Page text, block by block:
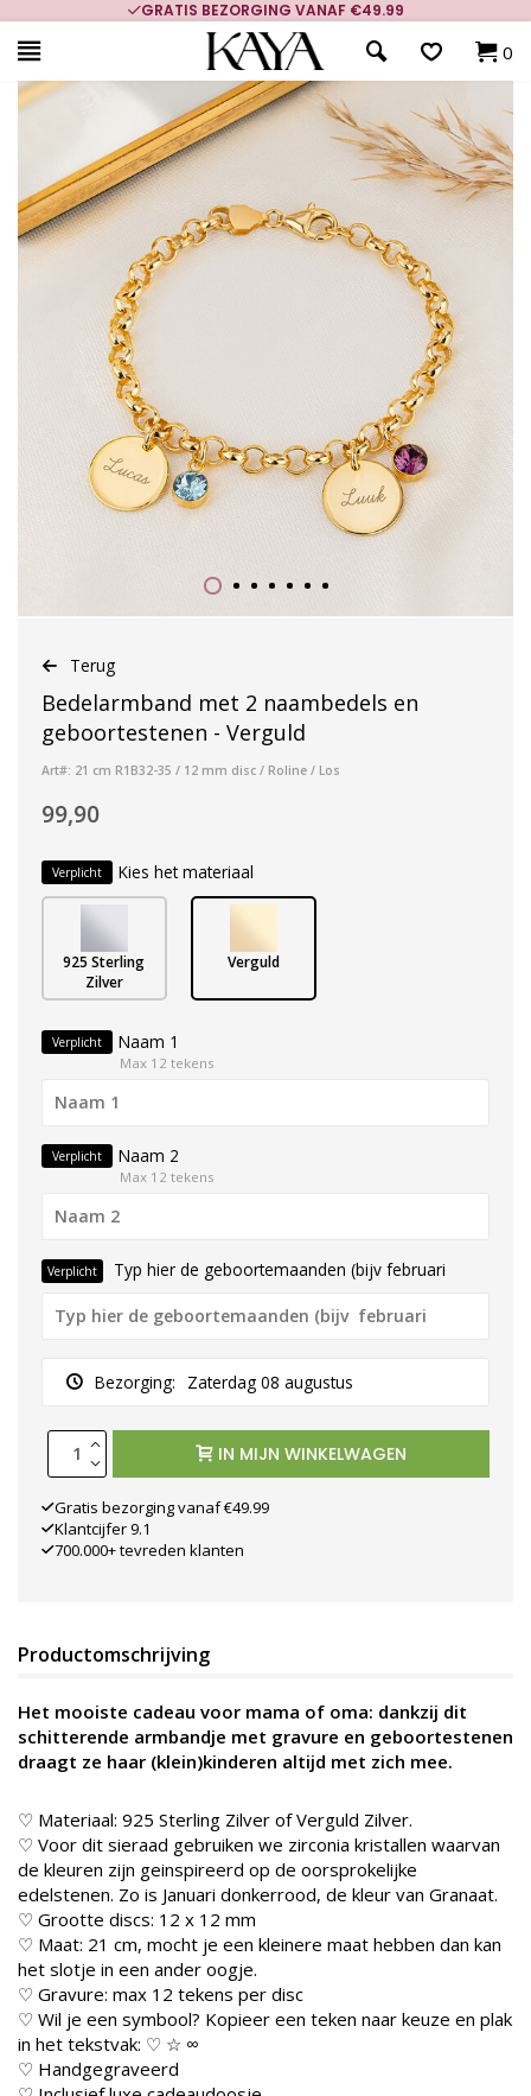
GRATIS BEZORGING VANAF €49.99
0
Terug
Bedelarmband met 2 naambedels en
geboortestenen - Verguld
Art#: 21 cm R1B32-35 / 12 mm disc / Roline / Los
99,90
Verplicht Kies het materiaal
925 Sterling
Zilver
Verguld
Verplicht Naam 1
Max 12 tekens
Verplicht Naam 2
Max 12 tekens
Verplicht Typ hier de geboortemaanden (bijv februari
Bezorging: Zaterdag 08 augustus
IN MIJN WINKELWAGEN
Gratis bezorging vanaf €49.99
Klantcijfer 9.1
700.000+ tevreden klanten
Productomschrijving
Het mooiste cadeau voor mama of oma: dankzij dit
schitterende armbandje met gravure en geboortestenen
draagt ze haar (klein)kinderen altijd met zich mee.
♡ Materiaal: 925 Sterling Zilver of Verguld Zilver.
♡ Voor dit sieraad gebruiken we zirconia kristallen waarvan
de kleuren zijn geinspireerd op de oorsprokelijke
edelstenen. Zo is Januari donkerrood, de kleur van Granaat.
♡ Grootte discs: 12 x 12 mm
♡ Maat: 21 cm, mocht je een kleinere maat hebben dan kan
het slotje in een ander oogje.
♡ Gravure: max 12 tekens per disc
♡ Wil je een symbool? Kopieer een teken naar keuze en plak
in het tekstvak: ♡ ☆ ∞
♡ Handgegraveerd